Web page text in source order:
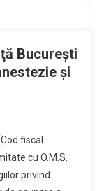
Bucureşti
și
fiscal
cu O.M.S.
privind